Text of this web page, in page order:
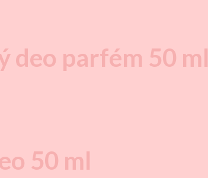
deo parfém 50 ml
50 ml